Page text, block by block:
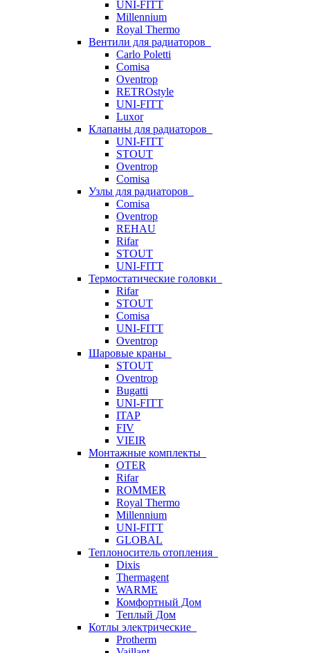
UNI-FITT
Millennium
Royal Thermo
Вентили для радиаторов
Carlo Poletti
Comisa
Oventrop
RETROstyle
UNI-FITT
Luxor
Клапаны для радиаторов
UNI-FITT
STOUT
Oventrop
Comisa
Узлы для радиаторов
Comisa
Oventrop
REHAU
Rifar
STOUT
UNI-FITT
Термостатические головки
Rifar
STOUT
Comisa
UNI-FITT
Oventrop
Шаровые краны
STOUT
Oventrop
Bugatti
UNI-FITT
ITAP
FIV
VIEIR
Монтажные комплекты
OTER
Rifar
ROMMER
Royal Thermo
Millennium
UNI-FITT
GLOBAL
Теплоноситель отопления
Dixis
Thermagent
WARME
Комфортный Дом
Теплый Дом
Котлы электрические
Protherm